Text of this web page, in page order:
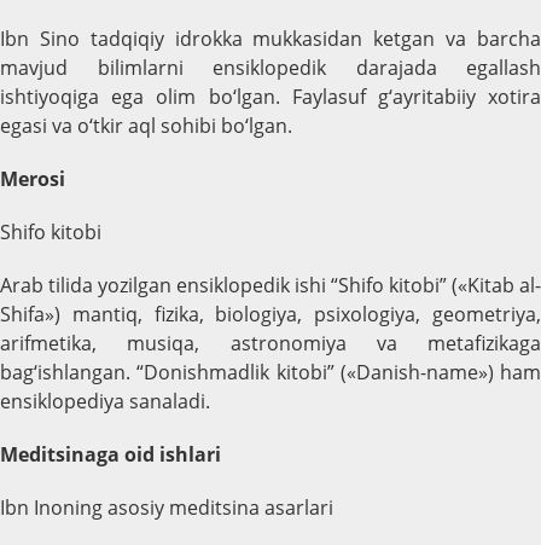
Ibn Sino tadqiqiy idrokka mukkasidan ketgan va barcha
mavjud bilimlarni ensiklopedik darajada egallash
ishtiyoqiga ega olim bo‘lgan. Faylasuf g‘ayritabiiy xotira
egasi va o‘tkir aql sohibi bo‘lgan.
Merosi
Shifo kitobi
Arab tilida yozilgan ensiklopedik ishi “Shifo kitobi” («Kitab al-
Shifa») mantiq, fizika, biologiya, psixologiya, geometriya,
arifmetika, musiqa, astronomiya va metafizikaga
bag‘ishlangan. “Donishmadlik kitobi” («Danish-name») ham
ensiklopediya sanaladi.
Meditsinaga oid ishlari
Ibn Inoning asosiy meditsina asarlari